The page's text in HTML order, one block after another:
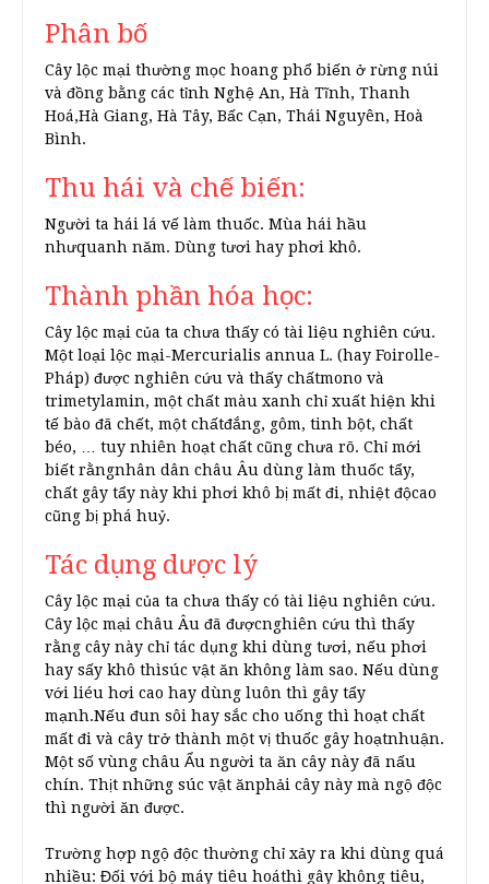
Phân bố
Cây lộc mại thường mọc hoang phổ biến ở rừng núi
và đồng bằng các tỉnh Nghệ An, Hà Tĩnh, Thanh
Hoá,Hà Giang, Hà Tây, Bấc Cạn, Thái Nguyên, Hoà
Bình.
Thu hái và chế biến:
Người ta hái lá vế làm thuốc. Mùa hái hầu
nhưquanh năm. Dùng tươi hay phơi khô.
Thành phần hóa học:
Cây lộc mại của ta chưa thấy có tài liệu nghiên cứu.
Một loại lộc mại-Mercurialis annua L. (hay Foirolle-
Pháp) được nghiên cứu và thấy chấtmono và
trimetylamin, một chất màu xanh chỉ xuất hiện khi
tế bào đã chết, một chấtđắng, gôm, tinh bột, chất
béo, … tuy nhiên hoạt chất cũng chưa rõ. Chỉ mới
biết rằngnhân dân châu Âu dùng làm thuốc tẩy,
chất gây tẩy này khi phơi khô bị mất đi, nhiệt độcao
cũng bị phá huỷ.
Tác dụng dược lý
Cây lộc mại của ta chưa thấy có tài liệu nghiên cứu.
Cây lộc mại châu Âu đã đượcnghiên cứu thì thấy
rằng cây này chỉ tác dụng khi dùng tươi, nếu phơi
hay sấy khô thìsúc vật ăn không làm sao. Nếu dùng
với liéu hơi cao hay dùng luôn thì gây tẩy
mạnh.Nếu đun sôi hay sắc cho uống thì hoạt chất
mất đi và cây trở thành một vị thuốc gây hoạtnhuận.
Một số vùng châu Ẩu người ta ăn cây này đã nấu
chín. Thịt những súc vật ănphải cây này mà ngộ độc
thì người ăn được.
Trường hợp ngộ độc thường chỉ xảy ra khi dùng quá
nhiều: Đối với bộ máy tiêu hoáthì gây không tiêu,